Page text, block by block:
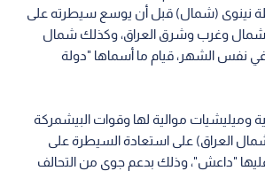
نينوى (شمال) قبل أن يوسع سيطرته على
وغرب وشرق العراق، وكذلك شمال
نفس الشهر، قيام ما أسماها "دولة
وميليشيات موالية لها وقوات البيشمركة
العراق) على استعادة السيطرة على
"داعش"، وذلك بدعم جوي من التحالف